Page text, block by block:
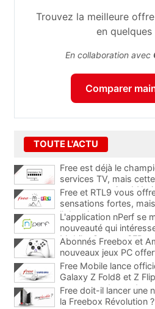
Trouvez la meilleure
en
En collaboration avec
Comparer
TOUTE L'ACTU
Free est déjà le
services TV, mais
encore au moins 141
Free et RTL9 vous
sensations fortes,
l'obtenir
L'application nPerf se
nouveauté qui
Mobile, Orange, SFR
Abonnés Freebox et
nouveaux jeux PC
Free Mobile lance
Galaxy Z Fold8 et Z
promos et des
Free doit-il lancer une
la Freebox Révolution ?